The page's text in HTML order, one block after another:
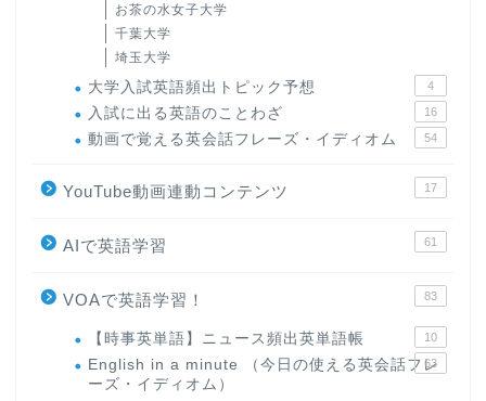
お茶の水女子大学
千葉大学
埼玉大学
大学入試英語頻出トピック予想 4
入試に出る英語のことわざ 16
動画で覚える英会話フレーズ・イディオム 54
YouTube動画連動コンテンツ 17
AIで英語学習 61
VOAで英語学習！ 83
【時事英単語】ニュース頻出英単語帳 10
English in a minute （今日の使える英会話フレ
ーズ・イディオム）
63